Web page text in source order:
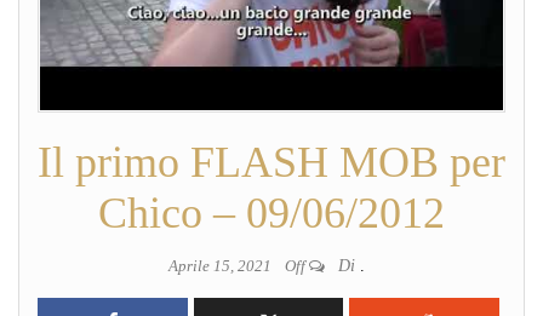
Il primo FLASH MOB per
Chico – 09/06/2012
Aprile 15, 2021 Off Di